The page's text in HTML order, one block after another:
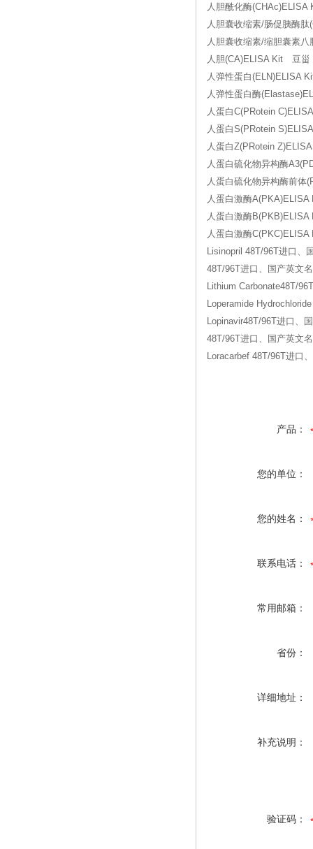
人胆酰化酶
人胆囊收缩素/肠促胰酶
人胆囊收缩素/缩胆囊素
人胆(CA)ELISA Kit 豆甾
人弹性蛋白(ELN)ELISA
人弹性蛋白酶
人蛋白C(PRotein
人蛋白S(PRotein
人蛋白Z(PRotein
人蛋白硫化物异构酶
人蛋白硫化物异构酶前
人蛋白激酶
人蛋白激酶
人蛋白激酶
Lisinopril 48T/96T进口、
48T/96T进口、国产英文
Lithium Carbonate48T/
Loperamide
Lopinavir48T/96T进口、
48T/96T进口、国产英文
Loracarbef 48T/96T进口
产品：
您的单位：
您的姓名：
联系电话：
常用邮箱：
省份：
详细地址：
补充说明：
验证码：